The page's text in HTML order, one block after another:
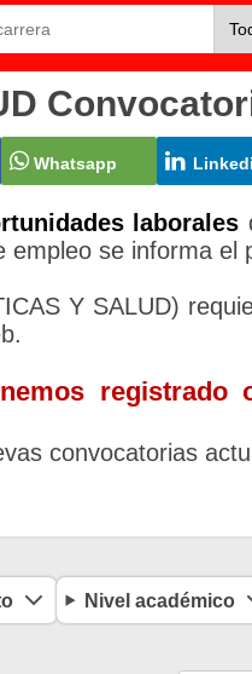
Whatsapp
laborales
se informa el
Y SALUD)
registrado
convocatorias
Nivel académico